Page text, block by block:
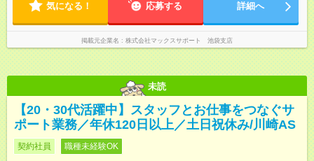
気になる！ 応募する 詳細へ
掲載元企業名 株式会社マックスサポート 池袋支店
未読
【20・30代活躍中】スタッフとお仕事をつなぐサ
ポート業務／年休120日以上／土日祝休み/川崎AS
契約社員 職種未経験OK